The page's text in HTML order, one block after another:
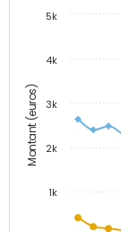
Montant (euros)
1k
2k
3k
4k
5k